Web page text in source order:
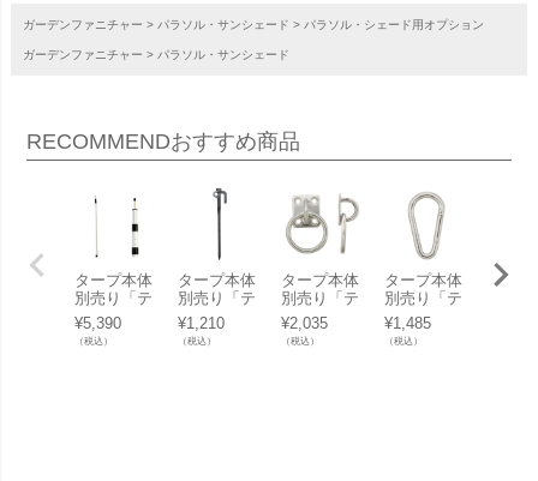
ガーデンファニチャー パラソル・サンシェード パラソル・シェード用オプション
ガーデンファニチャー パラソル・サンシェード
RECOMMENDおすすめ商品
タープ本体
別売り「テ
ンデ（tend
e） プッシ
ュアップポ
¥5,390
（税込）
タープ本体
別売り「テ
ンデ（tend
e） タフネ
スベースペ
¥1,210
（税込）
タープ本体
別売り「テ
ンデ（tend
e） 丸カン
プレート P
¥2,035
（税込）
タープ本体
別売り「テ
ンデ（tend
e） ナス型
カラビナ
¥1,485
（税込）
日除